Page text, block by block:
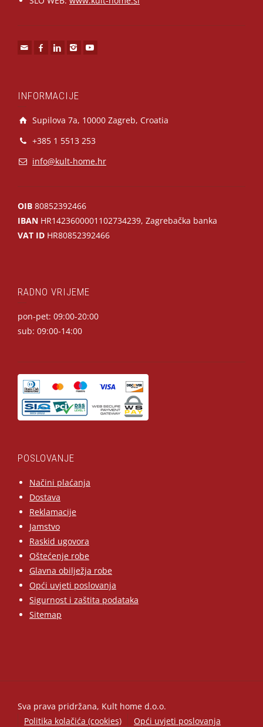
INFORMACIJE
Supilova 7a, 10000 Zagreb, Croatia
+385 1 5513 253
info@kult-home.hr
OIB 80852392466
IBAN HR1423600001102734239, Zagrebačka banka
VAT ID HR80852392466
RADNO VRIJEME
pon-pet: 09:00-20:00
sub: 09:00-14:00
POSLOVANJE
Načini plaćanja
Dostava
Reklamacije
Jamstvo
Raskid ugovora
Oštećenje robe
Glavna obilježja robe
Opći uvjeti poslovanja
Sigurnost i zaštita podataka
Sitemap
Sva prava pridržana, Kult home d.o.o.
Politika kolačića (cookies)
Opći uvjeti poslovanja